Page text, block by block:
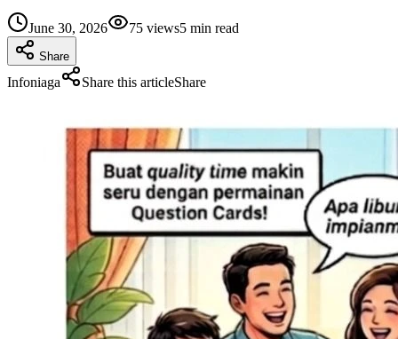
June 30, 2026 75 views5 min read
Share
Infoniaga Share this articleShare